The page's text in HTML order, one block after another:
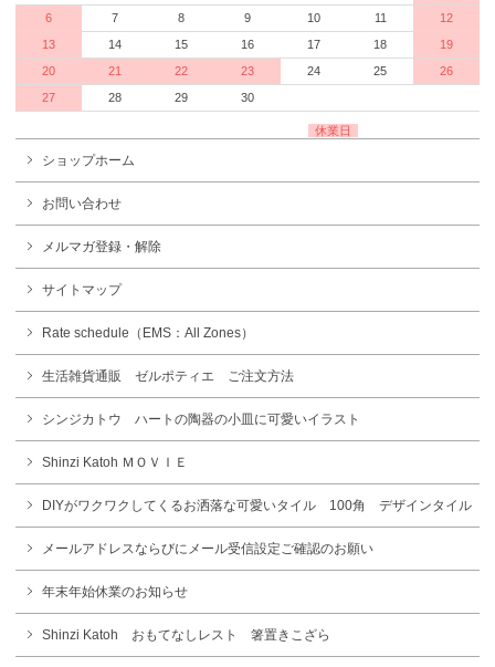
6
7 8 9 10 11
12
13
14 15 16 17 18
19
20
21 22 23 24 25
26
27
28 29 30
休業日
ショップホーム
お問い合わせ
メルマガ登録・解除
サイトマップ
Rate schedule（EMS：All Zones）
生活雑貨通販 ゼルポティエ ご注文方法
シンジカトウ ハートの陶器の小皿に可愛いイラスト
Shinzi Katoh ＭＯＶＩＥ
DIYがワクワクしてくるお洒落な可愛いタイル 100角 デザインタイル
メールアドレスならびにメール受信設定ご確認のお願い
年末年始休業のお知らせ
Shinzi Katoh おもてなしレスト 箸置きこざら